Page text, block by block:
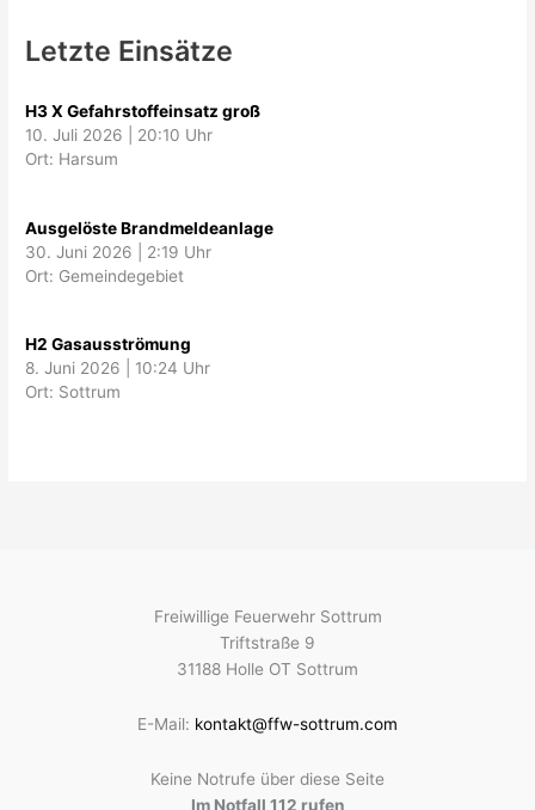
Letzte Einsätze
H3 X Gefahrstoffeinsatz groß
10. Juli 2026
20:10 Uhr
Ort: Harsum
Ausgelöste Brandmeldeanlage
30. Juni 2026
2:19 Uhr
Ort: Gemeindegebiet
H2 Gasausströmung
8. Juni 2026
10:24 Uhr
Ort: Sottrum
Freiwillige Feuerwehr Sottrum
Triftstraße 9
31188 Holle OT Sottrum
E-Mail: kontakt@ffw-sottrum.com
Keine Notrufe über diese Seite
Im Notfall 112 rufen